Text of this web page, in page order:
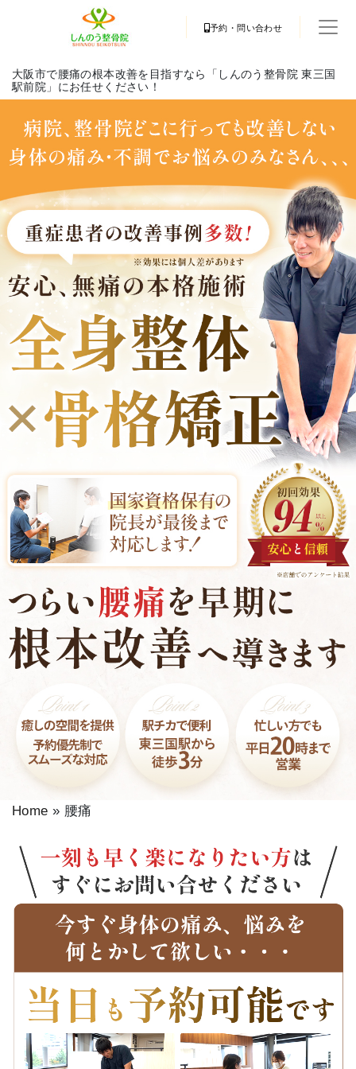
予約・問い合わせ
大阪市で腰痛の根本改善を目指すなら「しんのう整骨院 東三国
駅前院」にお任せください！
Home » 腰痛